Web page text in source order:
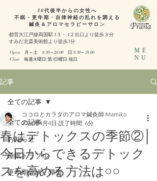
ME
NU
都営大江戸線両国駅A３・A２出口より徒歩３分
​すみだ北斎美術館より徒歩3分
Open 月～土 9:30～20:00
日 9:30～18:00​
​Close 毎週火曜日/第3日曜日/祝日
30代後半からの女性へ
不眠・更年期・自律神経の乱れを調える
鍼灸＆アロマセラピーサロン
記事
全ての記事
お知らせ
睡眠トラブル
更年期症状・障害
全ての記事
春はデトックスの季節②│
今日からできるデトック
スを高める方法は○○
ココロとカラダのアロマ鍼灸師 Mamiko
2024年4月4日 読了時間: 6分